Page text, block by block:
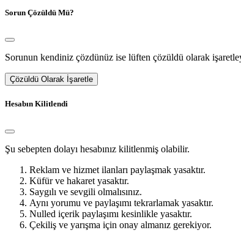
Sorun Çözüldü Mü?
Sorunun kendiniz çözdünüz ise lüften çözüldü olarak
Çözüldü Olarak İşaretle
Hesabın Kilitlendi
Şu sebepten dolayı hesabınız kilitlenmiş olabilir.
Reklam ve hizmet ilanları paylaşmak yasaktır.
Küfür ve hakaret yasaktır.
Saygılı ve sevgili olmalısınız.
Aynı yorumu ve paylaşımı tekrarlamak yasaktır.
Nulled içerik paylaşımı kesinlikle yasaktır.
Çekiliş ve yarışma için onay almanız gerekiyor.